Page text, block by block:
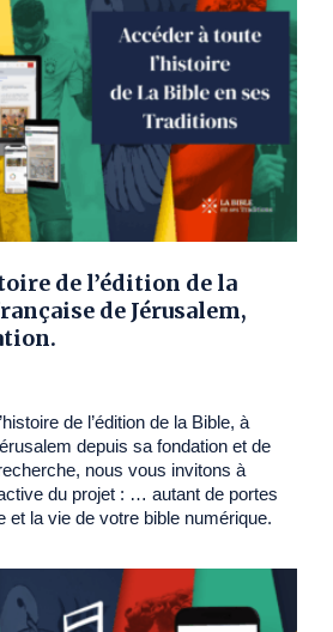
de l’édition de la
de Jérusalem,
de l’édition de la Bible, à
depuis sa fondation et de
nous vous invitons à
du projet : … autant de portes
et la vie de votre bible numérique.